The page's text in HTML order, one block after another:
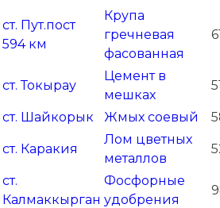
ст. Пут.пост
594 км
Крупа
гречневая
фасованная
ст. Токырау
Цемент в
мешках
ст. Шайкорык Жмых соевый
ст. Каракия
Лом цветных
металлов
ст.
Калмаккырган
Фосфорные
удобрения